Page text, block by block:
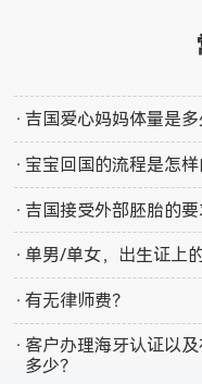
· 吉国爱心妈妈体量是多
· 宝宝回国的流程是怎样
· 吉国接受外部胚胎的要
· 单男/单女，出生证上
· 有无律师费？
· 客户办理海牙认证以
多少？